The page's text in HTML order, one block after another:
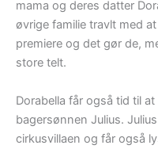
mama og deres datter
øvrige familie travlt med
premiere og det gør de,
store telt.
Dorabella får også tid til
bagersønnen Julius.
cirkusvillaen og får også